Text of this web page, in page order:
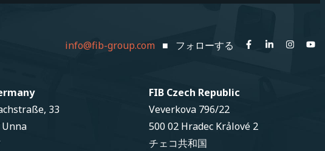
info@fib-group.com■ フォローする
33
Unna
FIB Czech Republic
Veverkova 796/22
500 02 Hradec Krảlové 2
チェコ共和国